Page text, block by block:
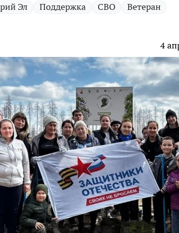
Эл Поддержка СВО Ветеран
4